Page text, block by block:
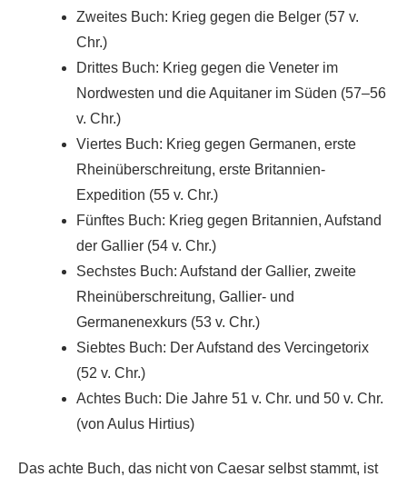
Zweites Buch: Krieg gegen die Belger (57 v.
Chr.)
Drittes Buch: Krieg gegen die Veneter im
Nordwesten und die Aquitaner im Süden (57–56
v. Chr.)
Viertes Buch: Krieg gegen Germanen, erste
Rheinüberschreitung, erste Britannien-
Expedition (55 v. Chr.)
Fünftes Buch: Krieg gegen Britannien, Aufstand
der Gallier (54 v. Chr.)
Sechstes Buch: Aufstand der Gallier, zweite
Rheinüberschreitung, Gallier- und
Germanenexkurs (53 v. Chr.)
Siebtes Buch: Der Aufstand des Vercingetorix
(52 v. Chr.)
Achtes Buch: Die Jahre 51 v. Chr. und 50 v. Chr.
(von Aulus Hirtius)
Das achte Buch, das nicht von Caesar selbst stammt, ist